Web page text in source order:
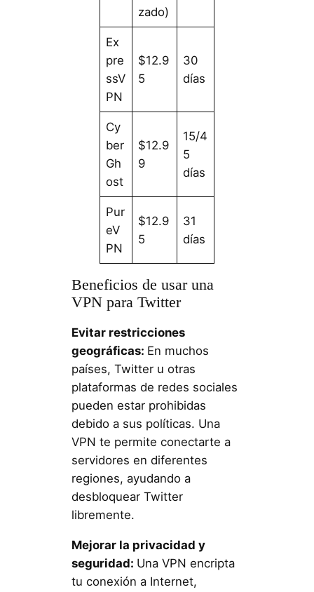
zado)
Ex
pre
ssV
PN
$12.9
5
30
días
Cy
ber
Gh
ost
$12.9
9
15/4
5
días
Pur
eV
PN
$12.9
5
31
días
Beneficios de usar una
VPN para Twitter
Evitar restricciones
geográficas: En muchos
países, Twitter u otras
plataformas de redes sociales
pueden estar prohibidas
debido a sus políticas. Una
VPN te permite conectarte a
servidores en diferentes
regiones, ayudando a
desbloquear Twitter
libremente.
Mejorar la privacidad y
seguridad: Una VPN encripta
tu conexión a Internet,